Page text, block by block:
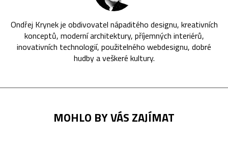
Ondřej Krynek je obdivovatel nápaditého designu, kreativních
konceptů, moderní architektury, příjemných interiérů,
inovativních technologií, použitelného webdesignu, dobré
hudby a veškeré kultury.
MOHLO BY VÁS ZAJÍMAT